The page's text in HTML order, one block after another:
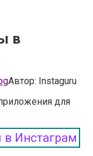
в
Автор: Instaguru
для
Инстаграм